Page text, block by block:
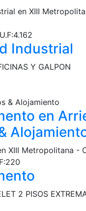
en XIII
Industrial
Y GALPON
& Alojamiento
en
XIII Metropolitana -
2 PISOS